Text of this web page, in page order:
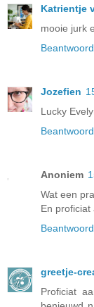
Katrientje
mooie jurk
Jozefien
Lucky
Anoniem
Wat een
En proficiat
greetje-
Proficiat